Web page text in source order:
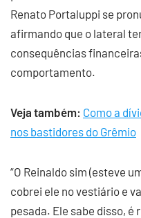
Renato Portaluppi se
afirmando que o lateral
consequências
comportamento.
Veja também: Como a
nos bastidores do Grêmio
“O Reinaldo sim (esteve
cobrei ele no vestiário e
pesada. Ele sabe disso,